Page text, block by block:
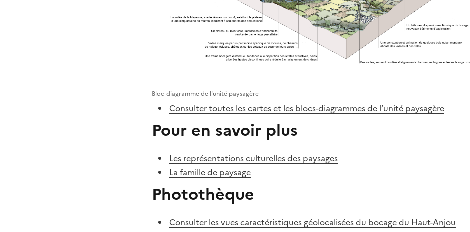
Bloc-diagramme de l'unité paysagère
Consulter toutes les cartes et les blocs-diagrammes de l’unité paysagère
Pour en savoir plus
Les représentations culturelles des paysages
La famille de paysage
Photothèque
Consulter les vues caractéristiques géolocalisées du bocage du Haut-Anjou